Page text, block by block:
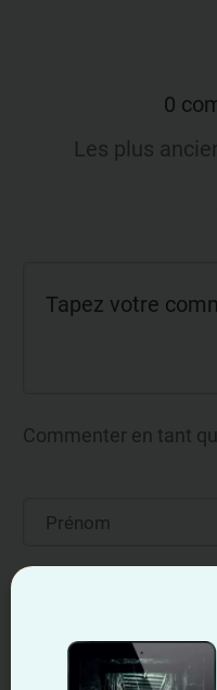
0
Les plus
Commenter en tant
Notify me when
Save the details above